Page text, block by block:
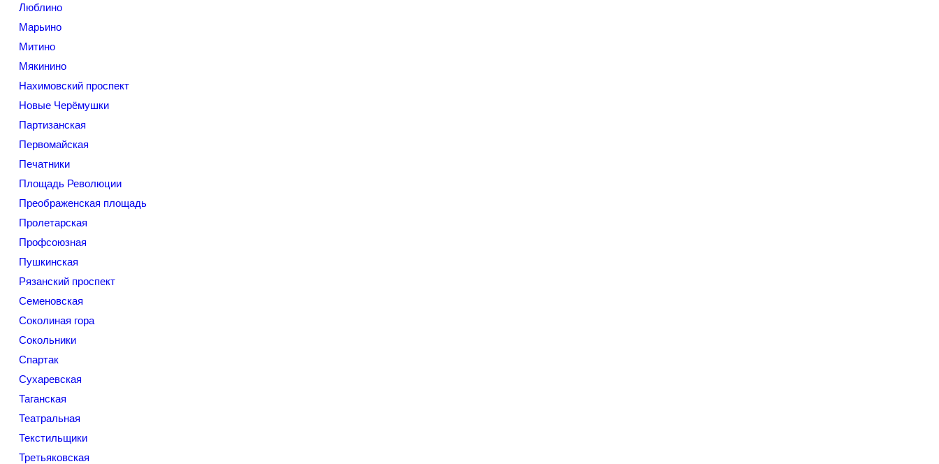
Люблино
Марьино
Митино
Мякинино
Нахимовский проспект
Новые Черёмушки
Партизанская
Первомайская
Печатники
Площадь Революции
Преображенская площадь
Пролетарская
Профсоюзная
Пушкинская
Рязанский проспект
Семеновская
Соколиная гора
Сокольники
Спартак
Сухаревская
Таганская
Театральная
Текстильщики
Третьяковская